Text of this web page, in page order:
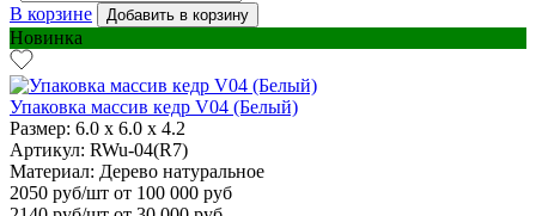
В корзине
Добавить в корзину
Новинка
Упаковка массив кедр V04 (Белый)
Размер: 6.0 х 6.0 х 4.2
Артикул: RWu-04(R7)
Материал: Дерево натуральное
2050 руб/шт от 100 000 руб